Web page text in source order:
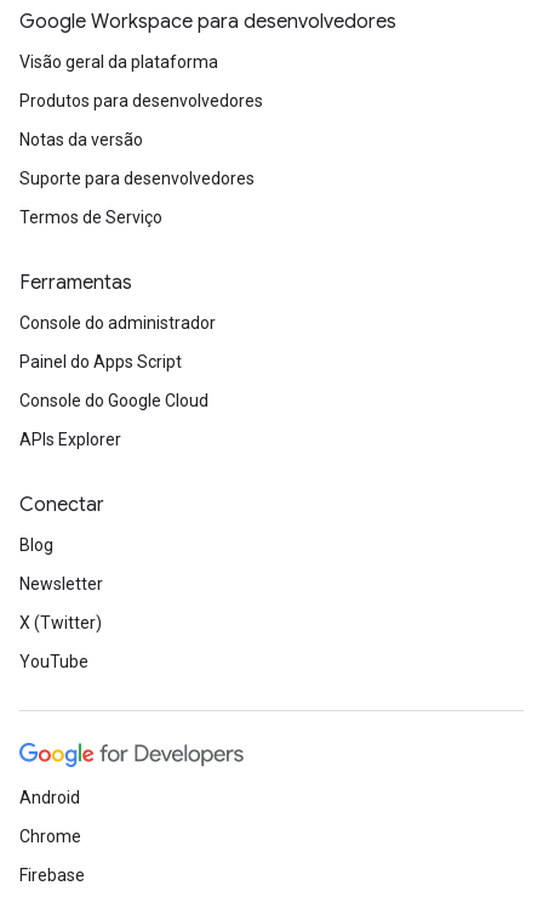
Google Workspace para desenvolvedores
Visão geral da plataforma
Produtos para desenvolvedores
Notas da versão
Suporte para desenvolvedores
Termos de Serviço
Ferramentas
Console do administrador
Painel do Apps Script
Console do Google Cloud
APIs Explorer
Conectar
Blog
Newsletter
X (Twitter)
YouTube
Android
Chrome
Firebase